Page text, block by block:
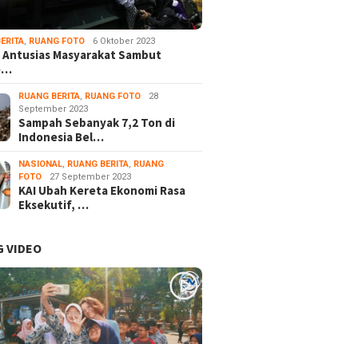
, RUANG FOTO 6 Oktober 2023
Masyarakat Sambut
RUANG BERITA, RUANG FOTO
28
September 2023
Sampah Sebanyak 7,2 Ton di
Indonesia Bel…
NASIONAL, RUANG BERITA, RUANG
FOTO
27 September 2023
KAI Ubah Kereta Ekonomi Rasa
Eksekutif, …
VIDEO